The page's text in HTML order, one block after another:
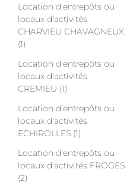
Location d'entrepôts ou
locaux d'activités
CHARVIEU CHAVAGNEUX
(1)
Location d'entrepôts ou
locaux d'activités
CREMIEU (1)
Location d'entrepôts ou
locaux d'activités
ECHIROLLES (1)
Location d'entrepôts ou
locaux d'activités FROGES
(2)